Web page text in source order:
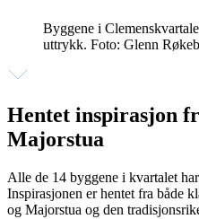
Byggene i
uttrykk. Foto: Glenn
Hentet inspirasjon
Majorstua
Alle de 14 byggene i kvartalet
Inspirasjonen er hentet fra både
og Majorstua og den